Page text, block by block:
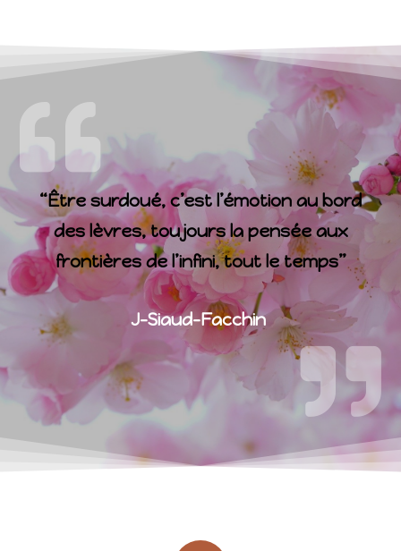
“Être surdoué, c’est l’émotion au bord
des lèvres, toujours la pensée aux
frontières de l’infini, tout le temps”
J-Siaud-Facchin